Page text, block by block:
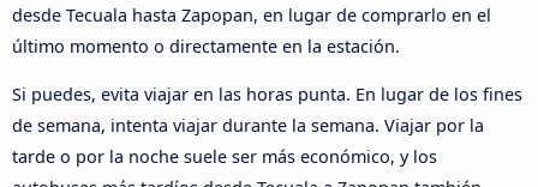
desde Tecuala hasta Zapopan, en lugar de comprarlo en el
último momento o directamente en la estación.
Si puedes, evita viajar en las horas punta. En lugar de los fines
de semana, intenta viajar durante la semana. Viajar por la
tarde o por la noche suele ser más económico, y los